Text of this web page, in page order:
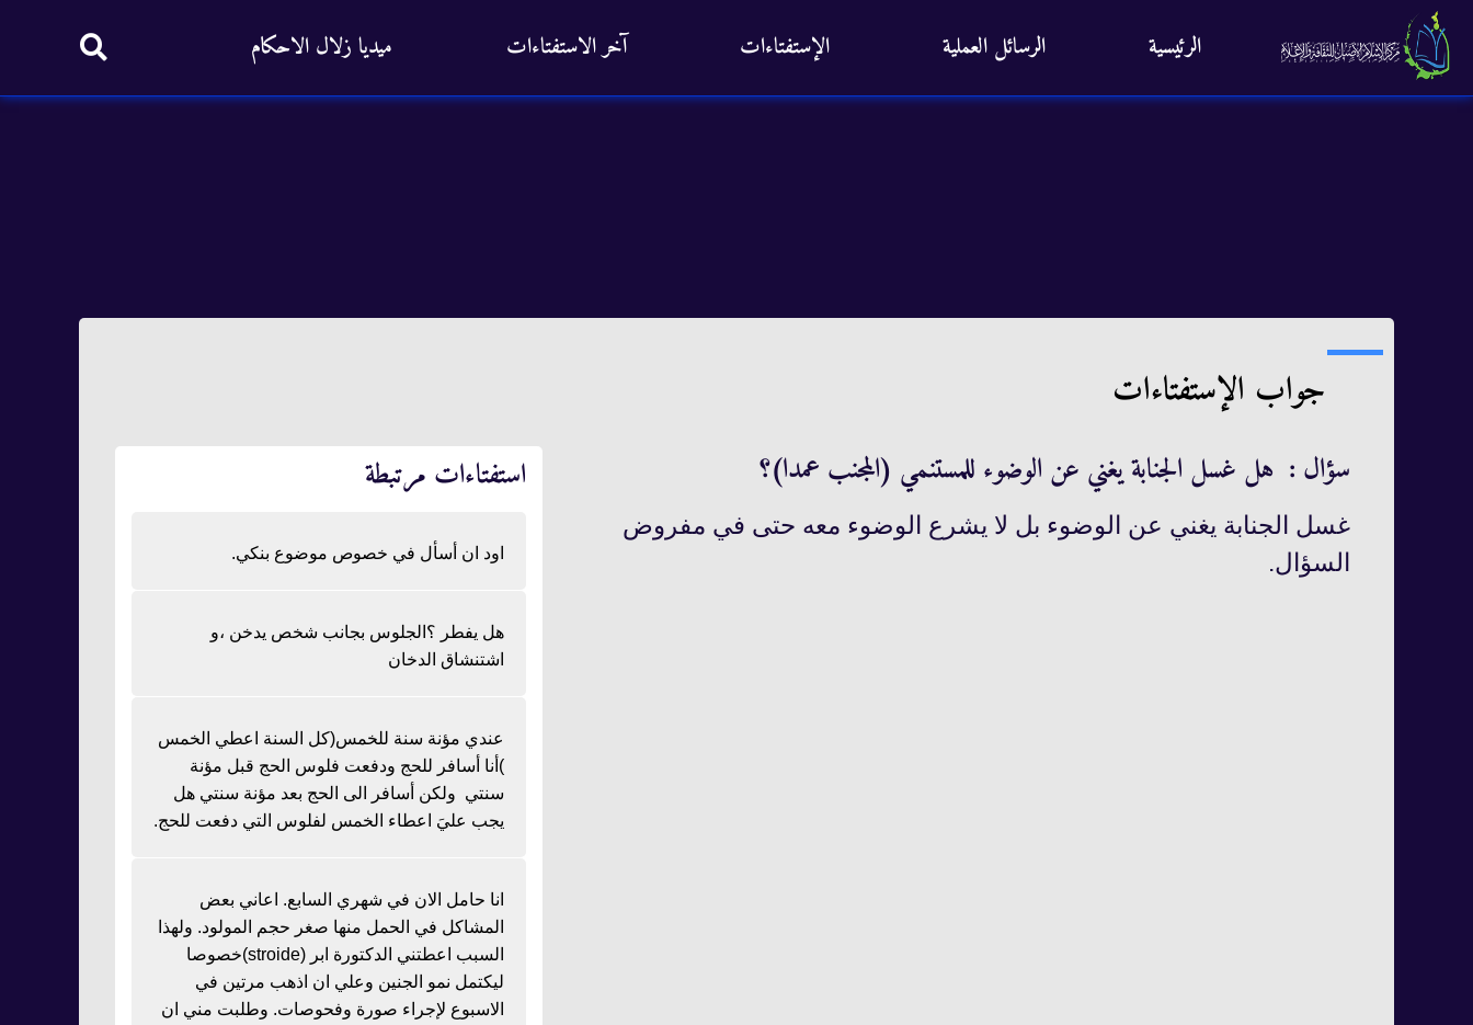
الرئيسية الرسائل العملية الإستفتاءات آخر الاستفتاءات ميديا زلال الاحكام
جواب الإستفتاءات
سؤال : هل غسل الجنابة يغني عن الوضوء للمستنمي (المجنب عمدا)؟
غسل الجنابة يغني عن الوضوء‌ بل لا يشرع الوضوء معه حتى في مفروض
السؤال.
استفتاءات مرتبطة
اود ان أسأل في خصوص موضوع بنكي.
هل يفطر ؟الجلوس بجانب شخص يدخن ،و
اشتنشاق الدخان
عندي مؤنة سنة للخمس(كل السنة اعطي الخمس
)أنا أسافر للحج ودفعت فلوس الحج قبل مؤنة
سنتي ولكن أسافر الى الحج بعد مؤنة سنتي هل
يجب عليَ اعطاء الخمس لفلوس التي دفعت للحج.
انا حامل الان في شهري السابع. اعاني بعض
المشاكل في الحمل منها صغر حجم المولود. ولهذا
السبب اعطتني الدكتورة ابر (stroide)خصوصا
ليكتمل نمو الجنين وعلي ان اذهب مرتين في
الاسبوع لإجراء صورة وفحوصات. وطلبت مني ان